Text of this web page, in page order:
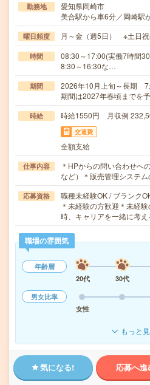
勤務地
愛知県岡崎市
美合駅から車6分／岡崎駅
曜日頻度 月～金（週5日） ※土日祝
時間
08:30～17:00(実働7時間
8:30～16:30な…
期間
2026年10月上旬～長期 7
期間は2027年春頃までを
時給 時給1550円 月収例
交通費
全額支給
仕事内容
＊HPからの問い合わせへ
など）＊販売管理システ
応募資格
職種未経験OK / ブランク
＊未経験の方歓迎＊未経
時、キャリアを一緒に考
職場の雰囲気
年齢層
20代
30代
男女比率
女性
もっと
気になる! 応募へ進